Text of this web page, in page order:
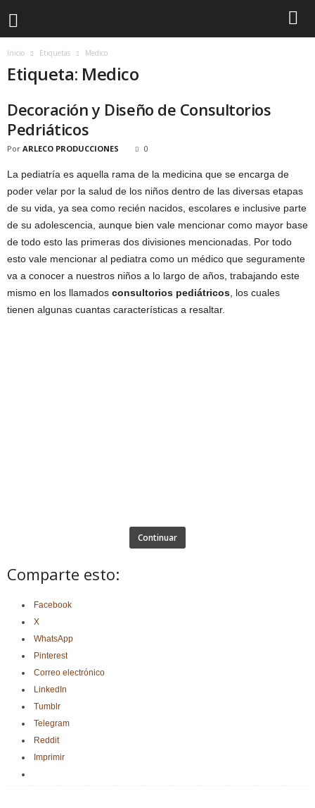
Inicio Etiquetas Medico
Etiqueta: Medico
Decoración y Diseño de Consultorios
Pedriáticos
Por ARLECO PRODUCCIONES 0
La pediatría es aquella rama de la medicina que se encarga de
poder velar por la salud de los niños dentro de las diversas etapas
de su vida, ya sea como recién nacidos, escolares e inclusive parte
de su adolescencia, aunque bien vale mencionar como mayor base
de todo esto las primeras dos divisiones mencionadas. Por todo
esto vale mencionar al pediatra como un médico que seguramente
va a conocer a nuestros niños a lo largo de años, trabajando este
mismo en los llamados consultorios pediátricos , los cuales
tienen algunas cuantas características a resaltar.
Continuar
Comparte esto:
Facebook
X
WhatsApp
Pinterest
Correo electrónico
LinkedIn
Tumblr
Telegram
Reddit
Imprimir